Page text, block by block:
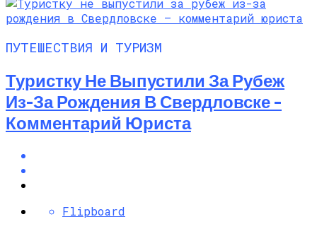
ПУТЕШЕСТВИЯ И ТУРИЗМ
Туристку Не Выпустили За Рубеж
Из-За Рождения В Свердловске –
Комментарий Юриста
Flipboard